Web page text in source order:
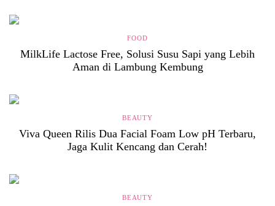
FOOD
MilkLife Lactose Free, Solusi Susu Sapi yang Lebih
Aman di Lambung Kembung
BEAUTY
Viva Queen Rilis Dua Facial Foam Low pH Terbaru,
Jaga Kulit Kencang dan Cerah!
BEAUTY